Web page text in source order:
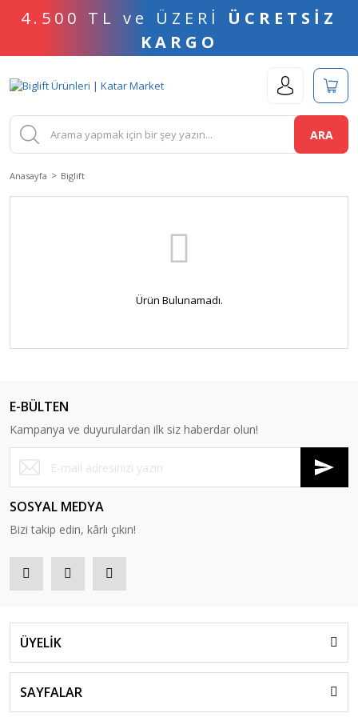
4.500 TL ve ÜZERİ ÜCRETSİZ
KARGO
ARA
Anasayfa Biglift
Ürün Bulunamadı.
E-BÜLTEN
Kampanya ve duyurulardan ilk siz haberdar olun!
SOSYAL MEDYA
Bizi takip edin, kârlı çıkın!
ÜYELİK
SAYFALAR